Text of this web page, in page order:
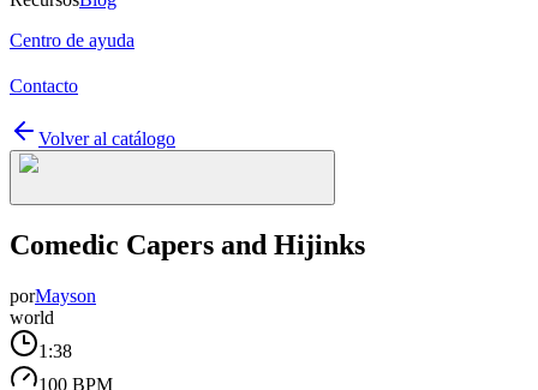
Centro de ayuda
Contacto
Volver al catálogo
Comedic Capers and Hijinks
porMayson
world
1:38
100 BPM